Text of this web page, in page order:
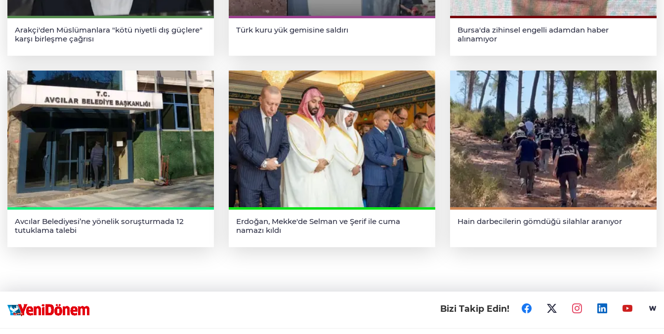
Arakçi'den Müslümanlara "kötü niyetli dış güçlere"
karşı birleşme çağrısı
Türk kuru yük gemisine saldırı
Bursa'da zihinsel engelli adamdan haber
alınamıyor
Avcılar Belediyesi’ne yönelik soruşturmada 12
tutuklama talebi
Erdoğan, Mekke'de Selman ve Şerif ile cuma
namazı kıldı
Hain darbecilerin gömdüğü silahlar aranıyor
Bizi Takip Edin!